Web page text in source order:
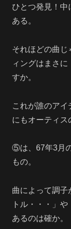
ひとつ発見！中
ある。
それほどの曲じ
ィングはまさ
すか。
これが誰のア
にもオーティス
⑤は、67年3月
もの。
曲によって調子
トル・・・」
あるのは確か。